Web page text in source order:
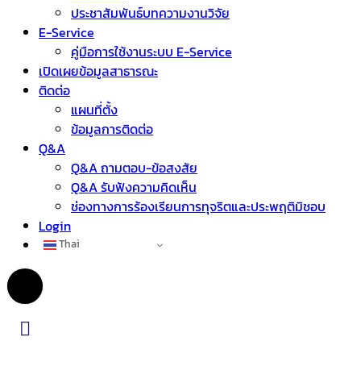
ประชาสัมพันธ์บทความงานวิจัย
E-Service
คู่มือการใช้งานระบบ E-Service
เปิดเผยข้อมูลสาธารณะ
ติดต่อ
แผนที่ตั้ง
ข้อมูลการติดต่อ
Q&A
Q&A ถามตอบ-ข้อสงสัย
Q&A รับฟังความคิดเห็น
ช่องทางการร้องเรียนการทุจริตและประพฤติมิชอบ
Login
Thai